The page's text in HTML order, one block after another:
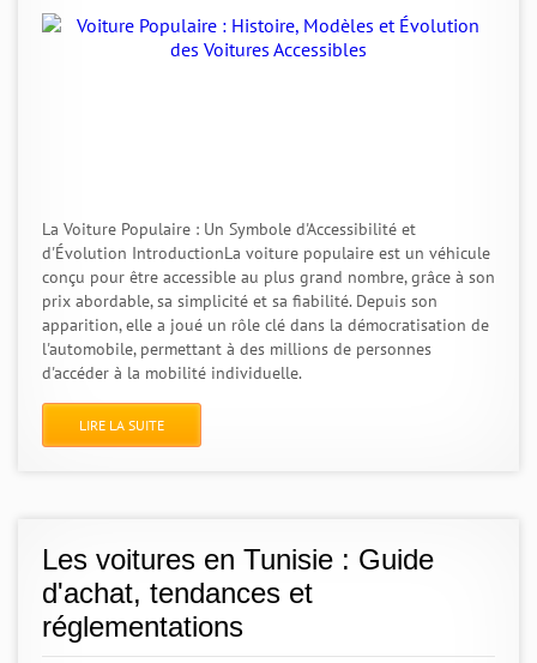
La Voiture Populaire : Un Symbole d'Accessibilité et
d'Évolution IntroductionLa voiture populaire est un véhicule
conçu pour être accessible au plus grand nombre, grâce à son
prix abordable, sa simplicité et sa fiabilité. Depuis son
apparition, elle a joué un rôle clé dans la démocratisation de
l'automobile, permettant à des millions de personnes
d'accéder à la mobilité individuelle.
LIRE LA SUITE
Les voitures en Tunisie : Guide
d'achat, tendances et
réglementations